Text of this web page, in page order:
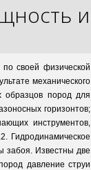
и
своей физической
механического
образцов пород для
горизонтов;
инструментов,
Гидродинамическое
забоя. Известны две
давление струи